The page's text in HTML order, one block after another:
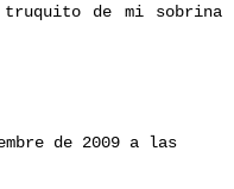
de mi sobrina
de 2009 a las